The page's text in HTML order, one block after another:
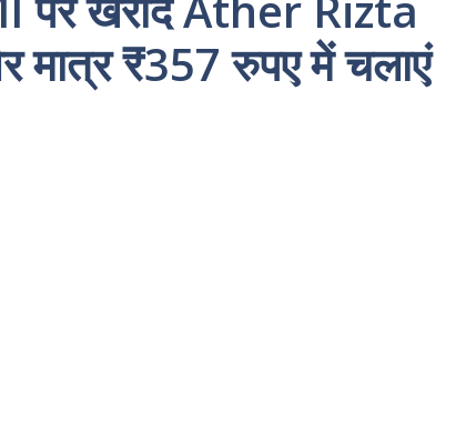
₹357 रुपए में चलाएं